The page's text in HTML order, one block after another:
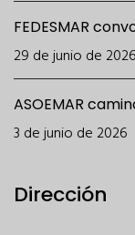
FEDESMAR
29 de junio de 2026
ASOEMAR
3 de junio de 2026
Dirección